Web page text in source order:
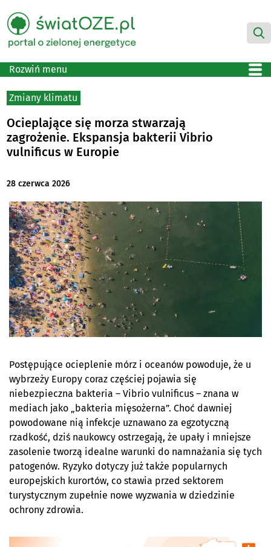
Rozwiń menu
Zmiany klimatu
Ocieplające się morza stwarzają
zagrożenie. Ekspansja bakterii Vibrio
vulnificus w Europie
28 czerwca 2026
Postępujące ocieplenie mórz i oceanów powoduje, że u
wybrzeży Europy coraz częściej pojawia się
niebezpieczna bakteria – Vibrio vulnificus – znana w
mediach jako „bakteria mięsożerna”. Choć dawniej
powodowane nią infekcje uznawano za egzotyczną
rzadkość, dziś naukowcy ostrzegają, że upały i mniejsze
zasolenie tworzą idealne warunki do namnażania się tych
patogenów. Ryzyko dotyczy już także popularnych
europejskich kurortów, co stawia przed sektorem
turystycznym zupełnie nowe wyzwania w dziedzinie
ochrony zdrowia.